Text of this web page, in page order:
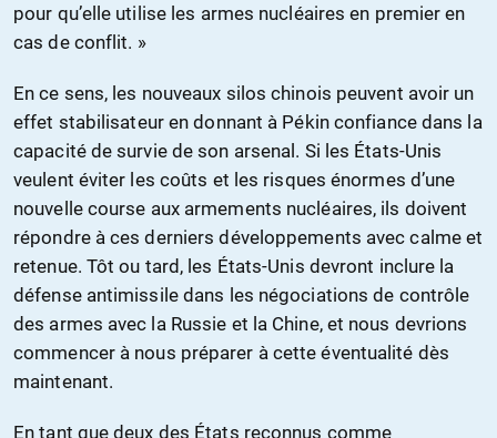
pour qu’elle utilise les armes nucléaires en premier en
cas de conflit. »
En ce sens, les nouveaux silos chinois peuvent avoir un
effet stabilisateur en donnant à Pékin confiance dans la
capacité de survie de son arsenal. Si les États-Unis
veulent éviter les coûts et les risques énormes d’une
nouvelle course aux armements nucléaires, ils doivent
répondre à ces derniers développements avec calme et
retenue. Tôt ou tard, les États-Unis devront inclure la
défense antimissile dans les négociations de contrôle
des armes avec la Russie et la Chine, et nous devrions
commencer à nous préparer à cette éventualité dès
maintenant.
En tant que deux des États reconnus comme